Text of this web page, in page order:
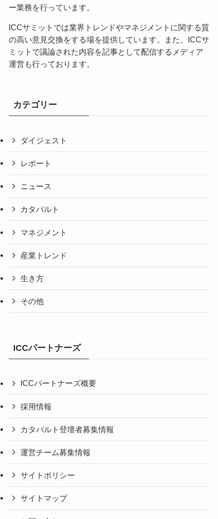
ー業務を行っています。
ICCサミットでは業界トレンドやマネジメントに関する質
の高い意見交換をする場を提供しています。また、ICCサ
ミットで議論された内容を記事として配信するメディア
運営も行っております。
カテゴリー
ダイジェスト
レポート
ニュース
カタパルト
マネジメント
産業トレンド
生き方
その他
ICCパートナーズ
ICCパートナーズ概要
採用情報
カタパルト登壇者募集情報
運営チーム募集情報
サイトポリシー
サイトマップ